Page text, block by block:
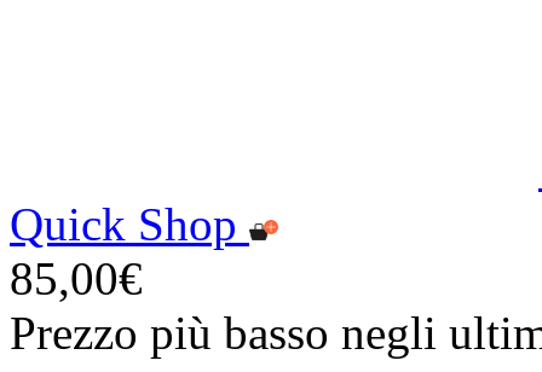
Quick Shop
85,00€
Prezzo più basso negli